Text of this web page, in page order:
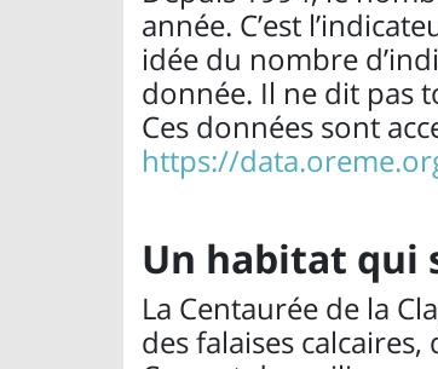
année. C’est
idée du nombre
donnée. Il ne dit pas
Ces données sont
https://
Un habitat qui
La Centaurée de la
des falaises